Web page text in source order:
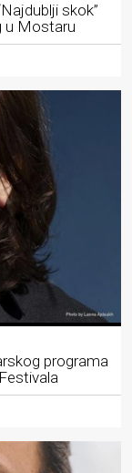
skok”
u Mostaru
programa